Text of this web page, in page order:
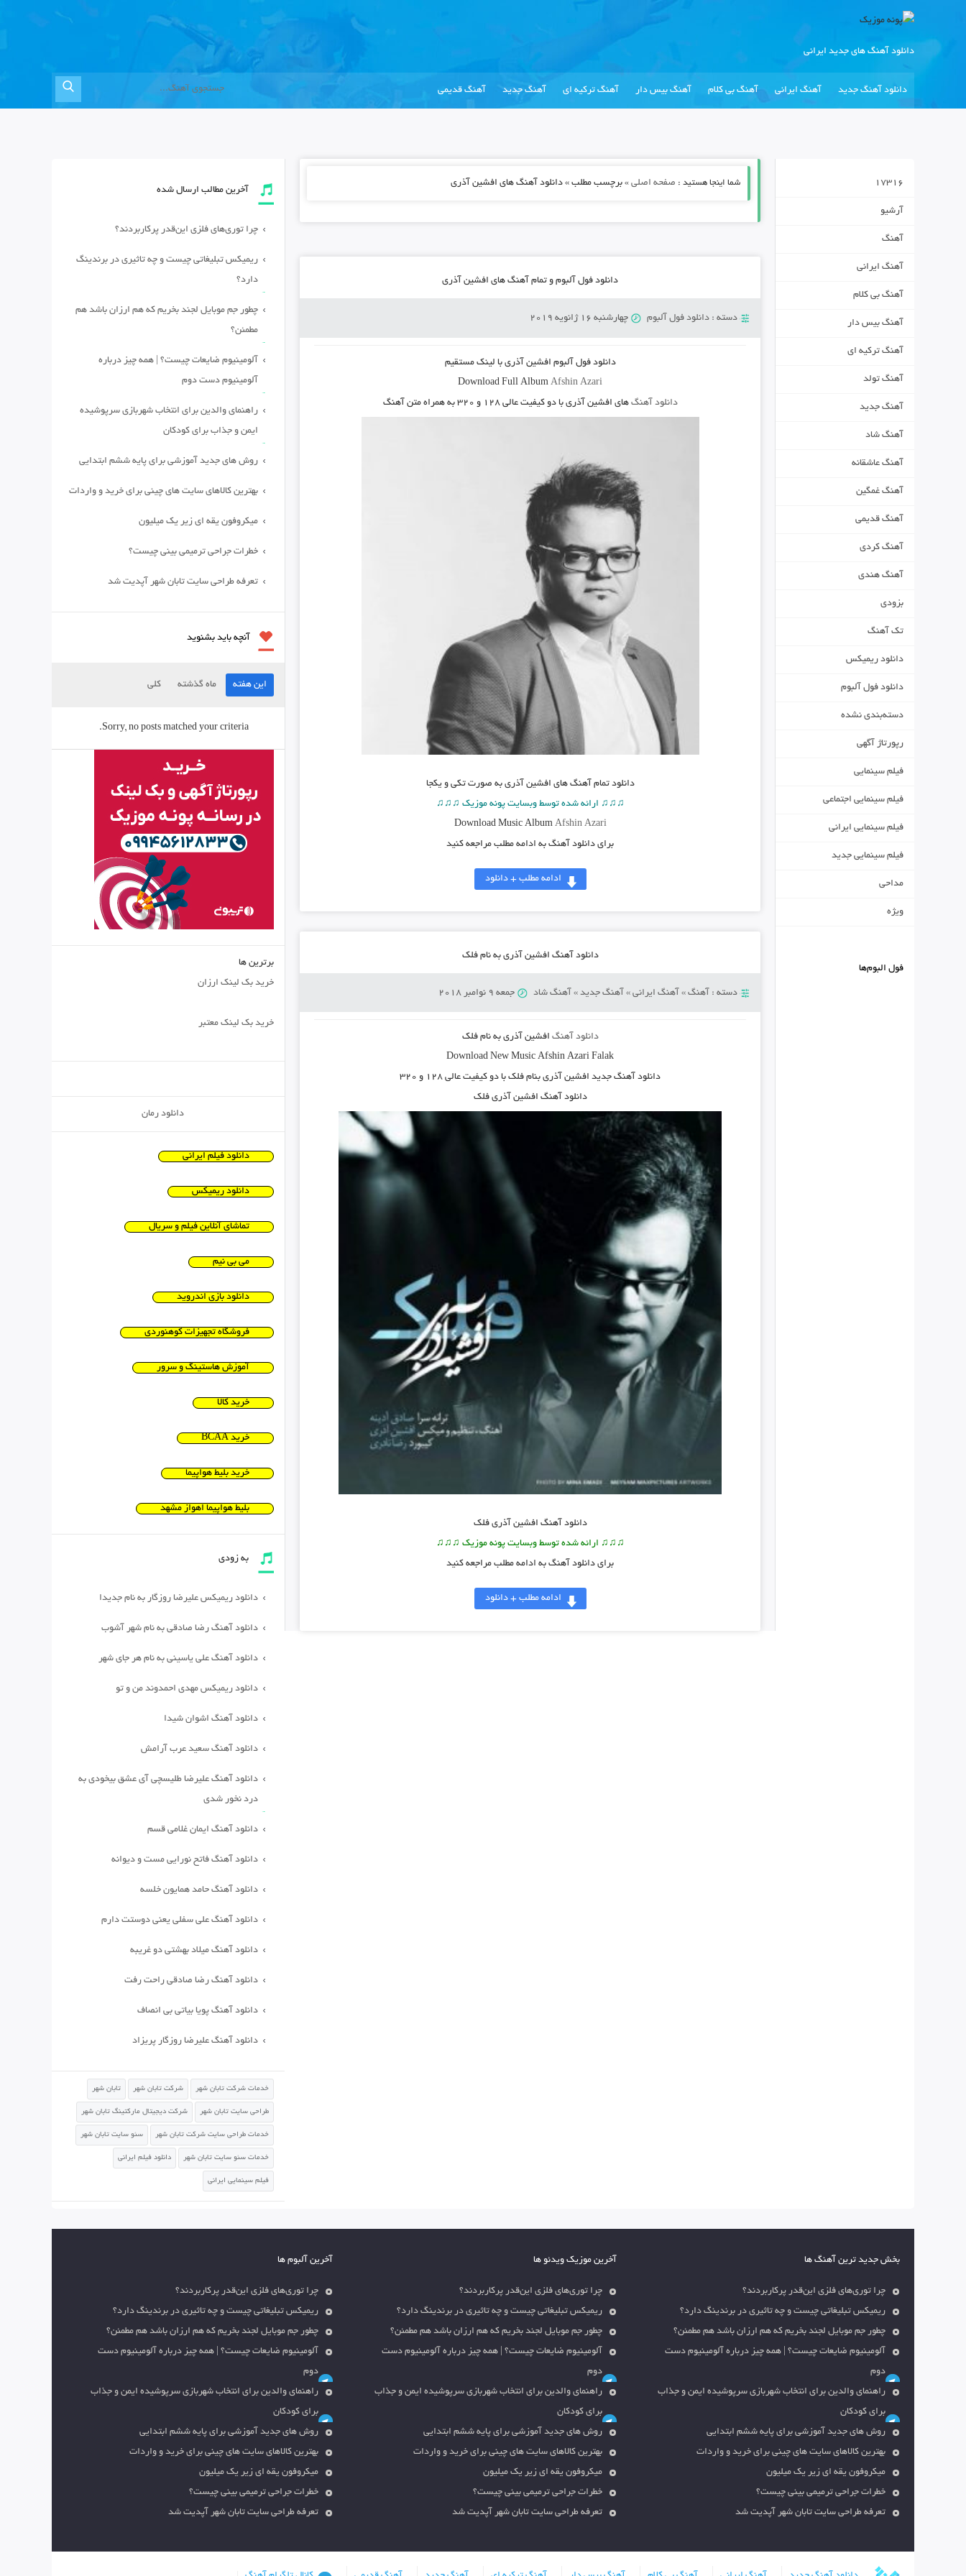
دانلود آهنگ های جدید ایرانی
دانلود آهنگ جدید آهنگ ایرانی آهنگ بی کلام آهنگ بیس دار آهنگ ترکیه ای آهنگ جدید آهنگ قدیمی
شما اینجا هستید : صفحه اصلی» برچسب مطلب » دانلود آهنگ های افشین آذری
دانلود فول آلبوم و تمام آهنگ های افشین آذری
دسته : دانلود فول آلبوم چهارشنبه 16 ژانویه 2019
دانلود فول آلبوم افشین آذری با لینک مستقیم
Download Full AlbumAfshin Azari
دانلود آهنگ های افشین آذریبا دو کیفیت عالی ۱۲۸ و ۳۲۰ به همراه متن آهنگ
دانلود تمام آهنگ های افشین آذری به صورت تکی و یکجا
♫♫♫ ارائه شده توسط وبسایت پونه موزیک ♫♫♫
Download Music Album Afshin Azari
برای دانلود آهنگ به ادامه مطلب مراجعه کنید
ادامه مطلب + دانلود
دانلود آهنگ افشین آذری به نام فلک
دسته : آهنگ» آهنگ ایرانی» آهنگ جدید» آهنگ شاد جمعه 9 نوامبر 2018
دانلود آهنگ افشین آذری به نام فلک
Download New MusicAfshin Azari Falak
دانلود آهنگ جدیدافشین آذری بنام فلکبا دو کیفیت عالی ۱۲۸ و ۳۲۰
دانلود آهنگ افشین آذری فلک
دانلود آهنگ افشین آذری فلک
♫♫♫ ارائه شده توسط وبسایت پونه موزیک ♫♫♫
برای دانلود آهنگ به ادامه مطلب مراجعه کنید
ادامه مطلب + دانلود
17316
آرشیو
آهنگ
آهنگ ایرانی
آهنگ بی کلام
آهنگ بیس دار
آهنگ ترکیه ای
آهنگ تولد
آهنگ جدید
آهنگ شاد
آهنگ عاشقانه
آهنگ غمگین
آهنگ قدیمی
آهنگ کردی
آهنگ هندی
بزودی
تک آهنگ
دانلود ریمیکس
دانلود فول آلبوم
دسته‌بندی نشده
رپورتاژ آگهی
فیلم سینمایی
فیلم سینمایی اجتماعی
فیلم سینمایی ایرانی
فیلم سینمایی جدید
مداحی
ویژه
فول البوم‌ها
آخرین مطالب ارسال شده
چرا توری‌های فلزی این‌قدر پرکاربردند؟
ریمیکس تبلیغاتی چیست و چه تاثیری در برندینگ
دارد؟
چطور جم موبایل لجند بخریم که هم ارزان باشد هم
مطمئن؟
آلومینیوم ضایعات چیست؟ | همه چیز درباره
آلومینیوم دست دوم
راهنمای والدین برای انتخاب شهربازی سرپوشیده
ایمن و جذاب برای کودکان
روش های جدید آموزشی برای پایه ششم ابتدایی
بهترین کالاهای سایت های چینی برای خرید و واردات
میکروفون یقه ای زیر یک میلیون
خطرات جراحی ترمیمی بینی چیست؟
تعرفه طراحی سایت تابان شهر آپدیت شد
آنچه باید بشنوید
این هفته ماه گذشته کلی
Sorry, no posts matched your criteria.
برترین ها
خرید بک لینک ارزان
خرید بک لینک معتبر
دانلود رمان
دانلود فیلم ایرانی
دانلود ریمیکس
تماشای آنلاین فیلم و سریال
می بی نیم
دانلود بازی اندروید
فروشگاه تجهیزات کوهنوردی
آموزش هاستینگ و سرور
خرید کالا
خرید BCAA
خرید بلیط هواپیما
بلیط هواپیما اهواز مشهد
به زودی
دانلود ریمیکس علیرضا روزگار به نام جدیدا
دانلود آهنگ رضا صادقی به نام شهر آشوب
دانلود آهنگ علی یاسینی به نام هر جای شهر
دانلود ریمیکس مهدی احمدوند من و تو
دانلود آهنگ اشوان شیدا
دانلود آهنگ سعید عرب آرامش
دانلود آهنگ علیرضا طلیسچی آی عشق بیخودی به
درد نخور شدی
دانلود آهنگ ایمان غلامی قسم
دانلود آهنگ فاتح نورایی مست و دیوانه
دانلود آهنگ حامد همایون خلسه
دانلود آهنگ علی سفلی یعنی دوستت دارم
دانلود آهنگ میلاد بهشتی دو غریبه
دانلود آهنگ رضا صادقی راحت رفت
دانلود آهنگ پویا بیاتی بی انصاف
دانلود آهنگ علیرضا روزگار پریزاد
خدمات شرکت تابان شهر شرکت تابان شهر تابان شهر
طراحی سایت تابان شهر شرکت دیجیتال مارکتینگ تابان شهر
خدمات طراحی سایت شرکت تابان شهر سئو سایت تابان شهر
خدمات سئو سایت تابان شهر دانلود فیلم ایرانی
فیلم سینمایی ایرانی
بخش جدید ترین آهنگ ها
چرا توری‌های فلزی این‌قدر پرکاربردند؟
ریمیکس تبلیغاتی چیست و چه تاثیری در برندینگ دارد؟
چطور جم موبایل لجند بخریم که هم ارزان باشد هم مطمئن؟
آلومینیوم ضایعات چیست؟ | همه چیز درباره آلومینیوم دست
دوم
راهنمای والدین برای انتخاب شهربازی سرپوشیده ایمن و جذاب
برای کودکان
روش های جدید آموزشی برای پایه ششم ابتدایی
بهترین کالاهای سایت های چینی برای خرید و واردات
میکروفون یقه ای زیر یک میلیون
خطرات جراحی ترمیمی بینی چیست؟
تعرفه طراحی سایت تابان شهر آپدیت شد
آخرین موزیک ویدئو ها
چرا توری‌های فلزی این‌قدر پرکاربردند؟
ریمیکس تبلیغاتی چیست و چه تاثیری در برندینگ دارد؟
چطور جم موبایل لجند بخریم که هم ارزان باشد هم مطمئن؟
آلومینیوم ضایعات چیست؟ | همه چیز درباره آلومینیوم دست
دوم
راهنمای والدین برای انتخاب شهربازی سرپوشیده ایمن و جذاب
برای کودکان
روش های جدید آموزشی برای پایه ششم ابتدایی
بهترین کالاهای سایت های چینی برای خرید و واردات
میکروفون یقه ای زیر یک میلیون
خطرات جراحی ترمیمی بینی چیست؟
تعرفه طراحی سایت تابان شهر آپدیت شد
آخرین آلبوم ها
چرا توری‌های فلزی این‌قدر پرکاربردند؟
ریمیکس تبلیغاتی چیست و چه تاثیری در برندینگ دارد؟
چطور جم موبایل لجند بخریم که هم ارزان باشد هم مطمئن؟
آلومینیوم ضایعات چیست؟ | همه چیز درباره آلومینیوم دست
دوم
راهنمای والدین برای انتخاب شهربازی سرپوشیده ایمن و جذاب
برای کودکان
روش های جدید آموزشی برای پایه ششم ابتدایی
بهترین کالاهای سایت های چینی برای خرید و واردات
میکروفون یقه ای زیر یک میلیون
خطرات جراحی ترمیمی بینی چیست؟
تعرفه طراحی سایت تابان شهر آپدیت شد